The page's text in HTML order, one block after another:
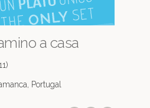
a casa
Portugal